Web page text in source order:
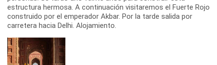
estructura hermosa. A continuación visitaremos el Fuerte Rojo
construido por el emperador Akbar. Por la tarde salida por
carretera hacia Delhi. Alojamiento.